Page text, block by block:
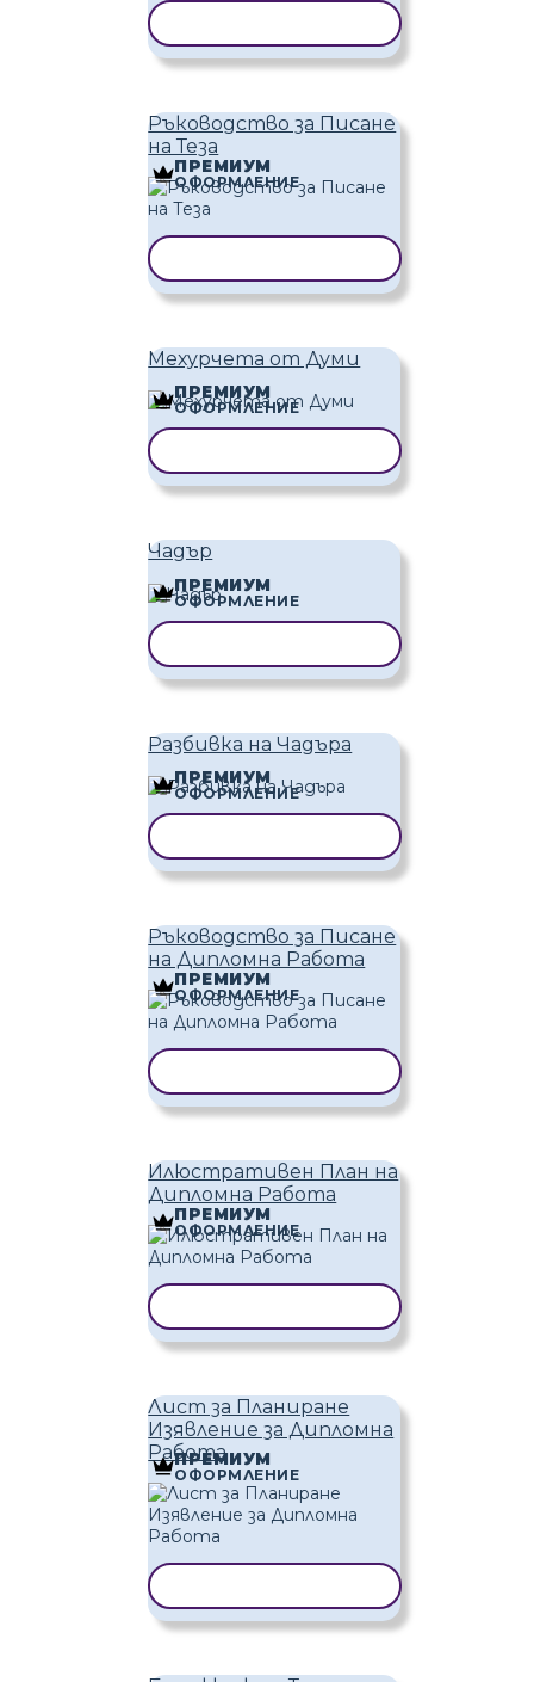
Ръководство за Писане
на Теза
ПРЕМИУМ
ОФОРМЛЕНИЕ
Мехурчета от Думи
ПРЕМИУМ
ОФОРМЛЕНИЕ
Чадър
ПРЕМИУМ
ОФОРМЛЕНИЕ
Разбивка на Чадъра
ПРЕМИУМ
ОФОРМЛЕНИЕ
Ръководство за Писане
на Дипломна Работа
ПРЕМИУМ
ОФОРМЛЕНИЕ
Илюстративен План на
Дипломна Работа
ПРЕМИУМ
ОФОРМЛЕНИЕ
Лист за Планиране
Изявление за Дипломна
Работа
ПРЕМИУМ
ОФОРМЛЕНИЕ